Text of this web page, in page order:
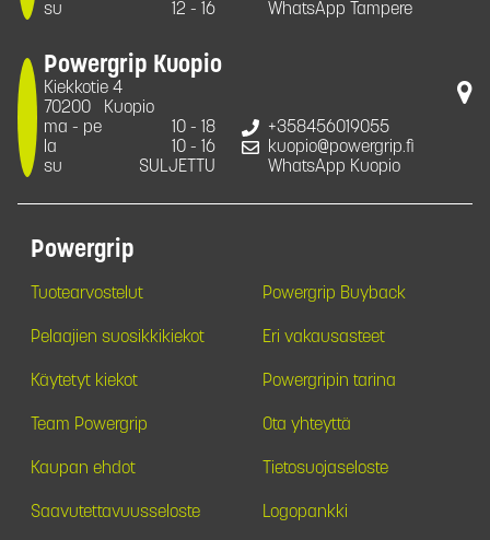
su
12 - 16
WhatsApp Tampere
Powergrip Kuopio
Kiekkotie 4
70200
Kuopio
ma - pe
10 - 18
la
10 - 16
su
SULJETTU
+358456019055
kuopio@powergrip.fi
WhatsApp Kuopio
Powergrip
Tuotearvostelut Powergrip Buyback
Pelaajien suosikkikiekot Eri vakausasteet
Käytetyt kiekot Powergripin tarina
Team Powergrip Ota yhteyttä
Kaupan ehdot Tietosuojaseloste
Saavutettavuusseloste Logopankki